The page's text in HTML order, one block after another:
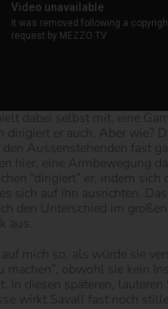
dabei selbst mit, eine
dirigiert er auch. Aber wie?
Aussenstehenden fast
hier, eine Armbewegung
“dirigiert” er, indem sich
sich auf ihn ausrichten.
den Unterschied im
aus.
mich so, als würde sie
machen”, obwohl sie kein
In diesen späteren, lauteren
wirkt Savall fast noch